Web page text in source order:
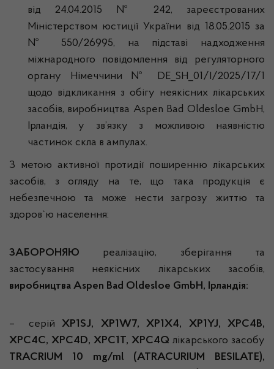
від 24.04.2015 № 242, зареєстрованих
Міністерством юстиції України від 18.05.2015 за
№ 550/26995, на підставі надходження
міжнародного повідомлення від регуляторного
органу Німеччини № DE_SH_01/I/2025/17/1
щодо відкликання з обігу неякісних лікарських
засобів, виробництва Aspen Bad Oldesloe GmbH,
Ірландія, у зв’язку з можливою наявністю
частинок скла в ампулах.
З метою активної протидії поширенню лікарських
засобів, з огляду на те, що така продукція є
небезпечною та може нести загрозу життю та
здоров`ю населення:
ЗАБОРОНЯЮ реалізацію, зберігання та
застосування неякісних лікарських засобів,
виробництва Aspen Bad Oldesloe GmbH, Ірландія:
– серійXP1SJ, XP1W7, XP1X4, XP1YJ, XPC4B,
XPC4C, XPC4D, XPC1T, XPC4Q лікарського засобу
TRACRIUM 10 mg/ml (ATRACURIUM BESILATE),